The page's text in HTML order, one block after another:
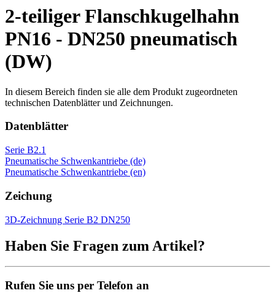
2-teiliger Flanschkugelhahn
PN16 - DN250 pneumatisch
(DW)
In diesem Bereich finden sie alle dem Produkt zugeordneten
technischen Datenblätter und Zeichnungen.
Datenblätter
Serie B2.1
Pneumatische Schwenkantriebe (de)
Pneumatische Schwenkantriebe (en)
Zeichung
3D-Zeichnung Serie B2 DN250
Haben Sie Fragen zum Artikel?
Rufen Sie uns per Telefon an